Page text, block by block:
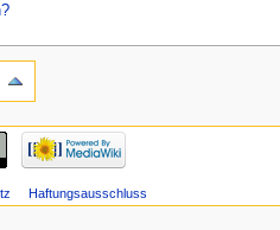
Haftungsausschluss